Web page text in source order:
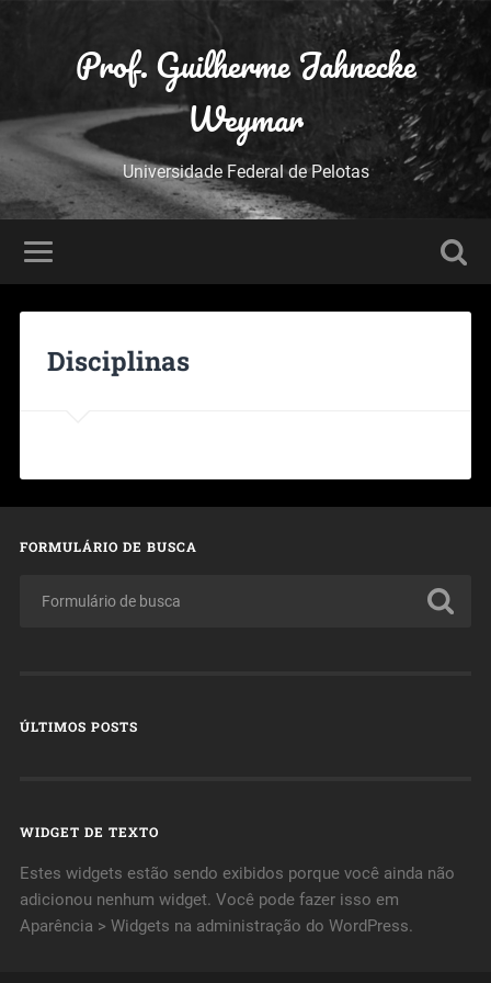
Prof. Guilherme Jahnecke
Weymar
Universidade Federal de Pelotas
Disciplinas
FORMULÁRIO DE BUSCA
ÚLTIMOS POSTS
WIDGET DE TEXTO
Estes widgets estão sendo exibidos porque você ainda não
adicionou nenhum widget. Você pode fazer isso em
Aparência > Widgets na administração do WordPress.